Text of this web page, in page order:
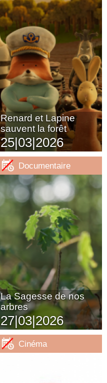
Renard et Lapine
sauvent la forêt
25|03|2026
Documentaire
La Sagesse de nos
arbres
27|03|2026
Cinéma